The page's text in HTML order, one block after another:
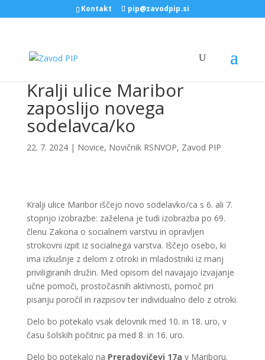
Kontakt pip@zavodpip.si
Kralji ulice Maribor
zaposlijo novega
sodelavca/ko
22. 7. 2024| Novice, Novičnik RSNVOP, Zavod PIP
Kralji ulice Maribor iščejo novo sodelavko/ca s 6. ali 7.
stopnjo izobrazbe: zaželena je tudi izobrazba po 69.
členu Zakona o socialnem varstvu in opravljen
strokovni izpit iz socialnega varstva. Iščejo osebo, ki
ima izkušnje z delom z otroki in mladostniki iz manj
priviligiranih družin. Med opisom del navajajo izvajanje
učne pomoči, prostočasnih aktivnosti, pomoč pri
pisanju poročil in razpisov ter individualno delo z otroki.
Delo bo potekalo vsak delovnik med 10. in 18. uro, v
času šolskih počitnic pa med 8. in 16. uro.
Delo bo potekalo na Preradovičevi 17a v Mariboru.